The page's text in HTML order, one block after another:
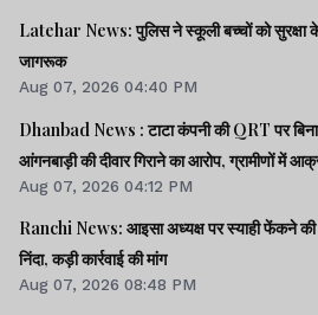
Latehar News: पुलिस ने स्कूली बच्चों को सुरक्षा के
जागरूक
Aug 07, 2026 04:40 PM
Dhanbad News : टाटा कंपनी की QRT पर बिना
आंगनबाड़ी की दीवार गिराने का आरोप, ग्रामीणों में
Aug 07, 2026 04:12 PM
Ranchi News: आइसा अध्यक्ष पर स्याही फेंकने की
निंदा, कड़ी कार्रवाई की मांग
Aug 07, 2026 08:48 PM